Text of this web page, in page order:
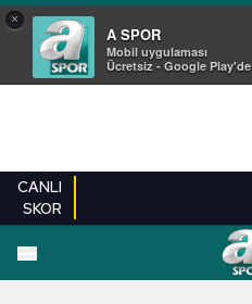
×
A SPOR
Mobil uygulaması
Ücretsiz - Google Play'de
CANLI
SKOR